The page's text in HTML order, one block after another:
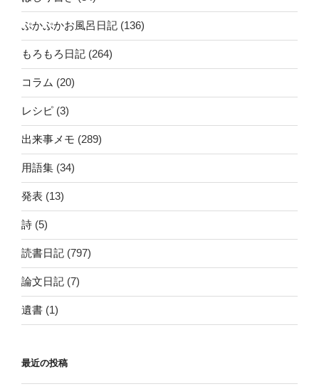
ぷかぷかお風呂日記 (136)
もろもろ日記 (264)
コラム (20)
レシピ (3)
出来事メモ (289)
用語集 (34)
発表 (13)
詩 (5)
読書日記 (797)
論文日記 (7)
遺書 (1)
最近の投稿